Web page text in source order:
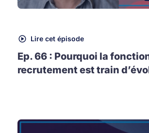
Lire cet épisode
Ep. 66 : Pourquoi la
recrutement est train